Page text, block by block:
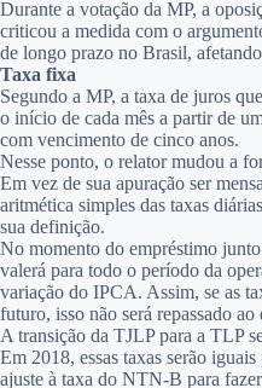
Durante a votação da MP, a
criticou a medida com o
de longo prazo no Brasil,
Taxa fixa
Segundo a MP, a taxa de juros
o início de cada mês a partir de
com vencimento de cinco anos.
Nesse ponto, o relator mudou a
Em vez de sua apuração ser
aritmética simples das taxas
sua definição.
No momento do empréstimo
valerá para todo o período da
variação do IPCA. Assim, se as
futuro, isso não será repassado ao
A transição da TJLP para a TLP
Em 2018, essas taxas serão
ajuste à taxa do NTN-B para